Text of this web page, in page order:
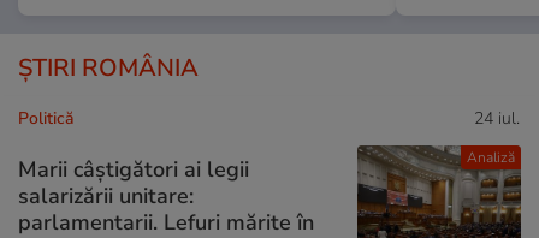
ȘTIRI ROMÂNIA
Analiză
Politică 24 iul.
Marii câștigători ai legii
salarizării unitare:
parlamentarii. Lefuri mărite în